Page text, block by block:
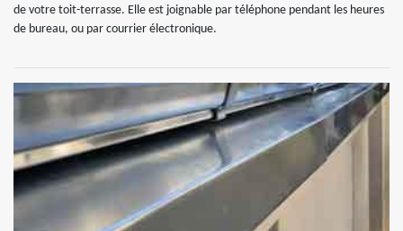
de votre toit-terrasse. Elle est joignable par téléphone pendant les heures
de bureau, ou par courrier électronique.